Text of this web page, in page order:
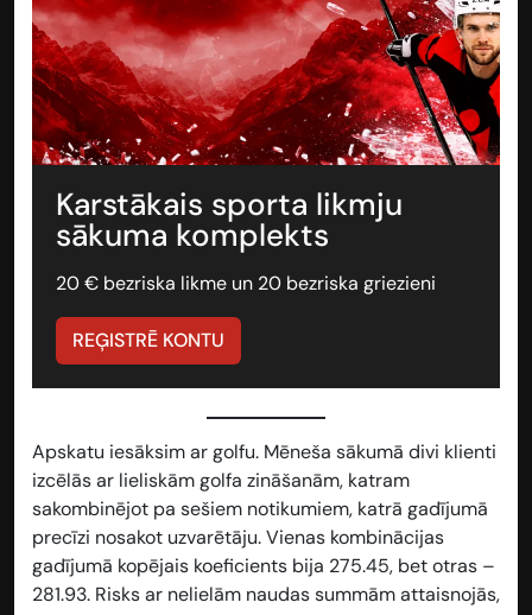
Karstākais sporta likmju
sākuma komplekts
20 € bezriska likme un 20 bezriska griezieni
REĢISTRĒ KONTU
Apskatu iesāksim ar golfu. Mēneša sākumā divi klienti
izcēlās ar lieliskām golfa zināšanām, katram
sakombinējot pa sešiem notikumiem, katrā gadījumā
precīzi nosakot uzvarētāju. Vienas kombinācijas
gadījumā kopējais koeficients bija 275.45, bet otras –
281.93. Risks ar nelielām naudas summām attaisnojās,